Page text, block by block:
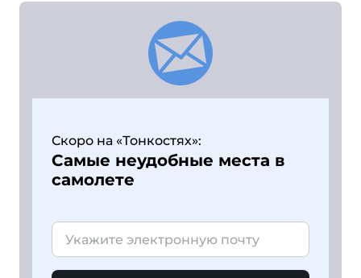
Скоро на «Тонкостях»:
Самые неудобные места в
самолете